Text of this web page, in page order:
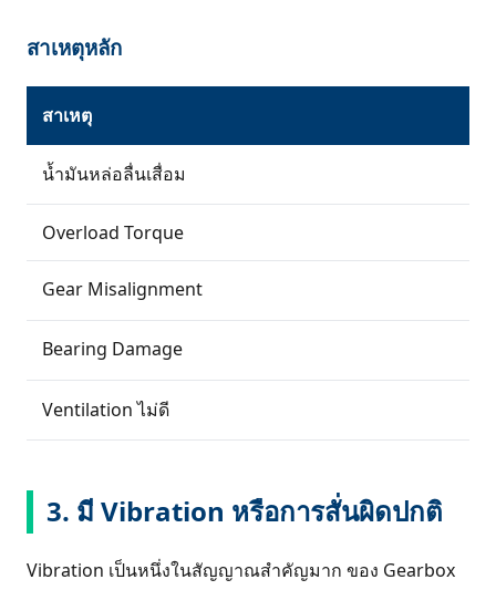
สาเหตุหลัก
สาเหตุ
น้ำมันหล่อลื่นเสื่อม
Overload Torque
Gear Misalignment
Bearing Damage
Ventilation ไม่ดี
3. มี Vibration หรือการสั่นผิดปกติ
Vibration เป็นหนึ่งในสัญญาณสำคัญมาก ของ Gearbox